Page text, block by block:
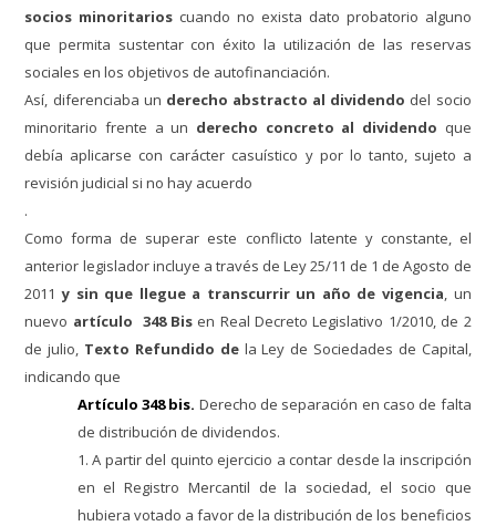
socios minoritarios cuando no exista dato probatorio alguno
que permita sustentar con éxito la utilización de las reservas
sociales en los objetivos de autofinanciación.
Así, diferenciaba un derecho abstracto al dividendo del socio
minoritario frente a un derecho concreto al dividendo que
debía aplicarse con carácter casuístico y por lo tanto, sujeto a
revisión judicial si no hay acuerdo
.
Como forma de superar este conflicto latente y constante, el
anterior legislador incluye a través de Ley 25/11 de 1 de Agosto de
2011y sin que llegue a transcurrir un año de vigencia, un
nuevo artículo 348 Bisen Real Decreto Legislativo 1/2010, de 2
de julio, Texto Refundido de la Ley de Sociedades de Capital,
indicando que
Artículo 348 bis. Derecho de separación en caso de falta
de distribución de dividendos.
1. A partir del quinto ejercicio a contar desde la inscripción
en el Registro Mercantil de la sociedad, el socio que
hubiera votado a favor de la distribución de los beneficios